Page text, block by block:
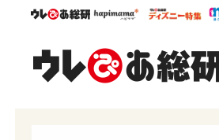
ウレぴあ総研ハピママ*